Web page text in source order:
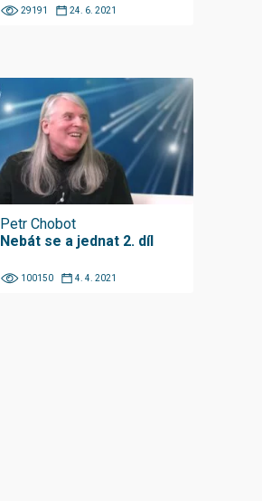
29191 24. 6. 2021
Petr Chobot
Nebát se a jednat 2. díl
100150 4. 4. 2021